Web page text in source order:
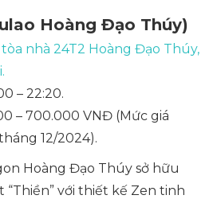
Hoàng Đạo Thúy)
tòa nhà 24T2 Hoàng Đạo Thúy,
– 22:20.
– 700.000 VNĐ (Mức giá
12/2024).
Hoàng Đạo Thúy sở hữu
“Thiền” với thiết kế Zen tinh